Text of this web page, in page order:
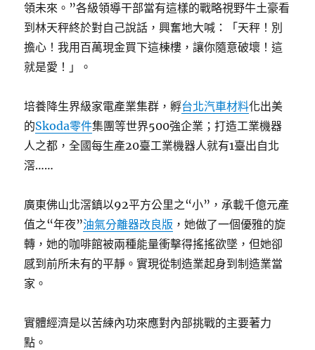
領未來。”各級領導干部當有這樣的戰略視野牛土豪看
到林天秤終於對自己說話，興奮地大喊：「天秤！別
擔心！我用百萬現金買下這棟樓，讓你隨意破壞！這
就是愛！」。
培養降生界級家電產業集群，孵台北汽車材料化出美
的Skoda零件集團等世界500強企業；打造工業機器
人之都，全國每生產20臺工業機器人就有1臺出自北
滘……
廣東佛山北滘鎮以92平方公里之“小”，承載千億元產
值之“年夜”油氣分離器改良版 ，她做了一個優雅的旋
轉，她的咖啡館被兩種能量衝擊得搖搖欲墜，但她卻
感到前所未有的平靜。實現從制造業起身到制造業當
家。
實體經濟是以苦練內功來應對內部挑戰的主要著力
點。